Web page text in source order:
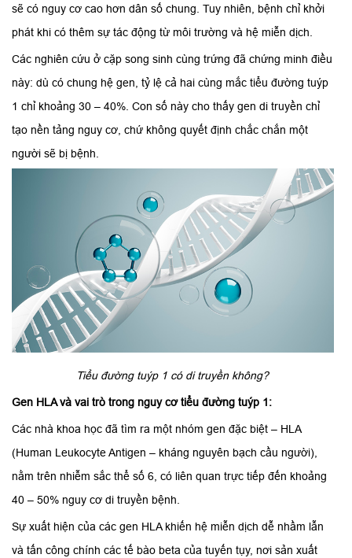
sẽ có nguy cơ cao hơn dân số chung. Tuy nhiên, bệnh chỉ khởi
phát khi có thêm sự tác động từ môi trường và hệ miễn dịch.
Các nghiên cứu ở cặp song sinh cùng trứng đã chứng minh điều
này: dù có chung hệ gen, tỷ lệ cả hai cùng mắc tiểu đường tuýp
1 chỉ khoảng 30 – 40%. Con số này cho thấy gen di truyền chỉ
tạo nền tảng nguy cơ, chứ không quyết định chắc chắn một
người sẽ bị bệnh.
Tiểu đường tuýp 1 có di truyền không?
Gen HLA và vai trò trong nguy cơ tiểu đường tuýp 1:
Các nhà khoa học đã tìm ra một nhóm gen đặc biệt – HLA
(Human Leukocyte Antigen – kháng nguyên bạch cầu người),
nằm trên nhiễm sắc thể số 6, có liên quan trực tiếp đến khoảng
40 – 50% nguy cơ di truyền bệnh.
Sự xuất hiện của các gen HLA khiến hệ miễn dịch dễ nhầm lẫn
và tấn công chính các tế bào beta của tuyến tụy, nơi sản xuất